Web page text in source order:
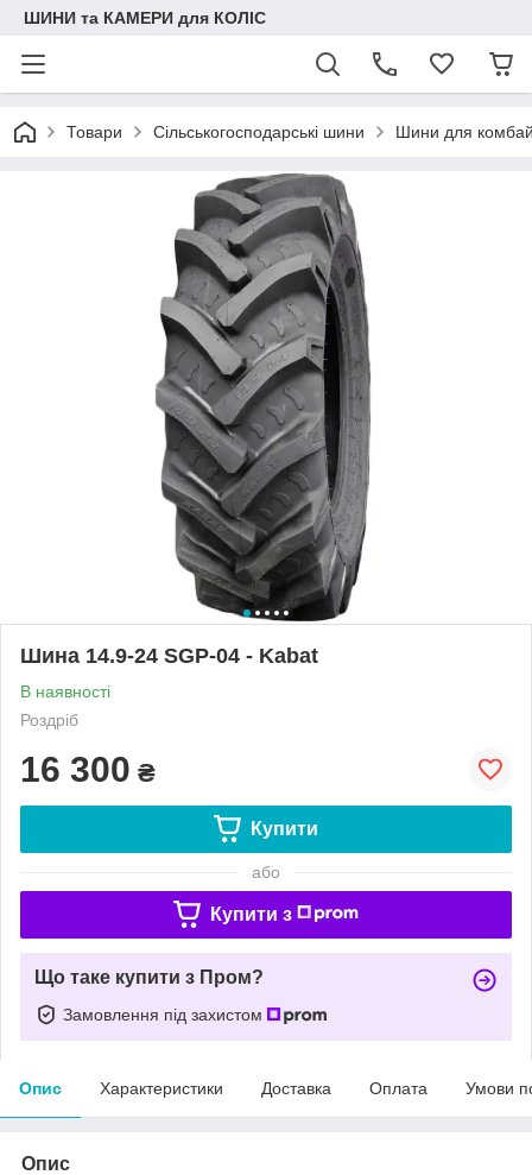
ШИНИ та КАМЕРИ для КОЛІС
Товари Сільськогосподарські шини Шини для
Шина 14.9-24 SGP-04 - Kabat
В наявності
Роздріб
16 300 ₴
Купити
або
Купити з
Що таке купити з Пром?
Замовлення під захистом
Опис Характеристики Доставка Оплата Умови
Опис